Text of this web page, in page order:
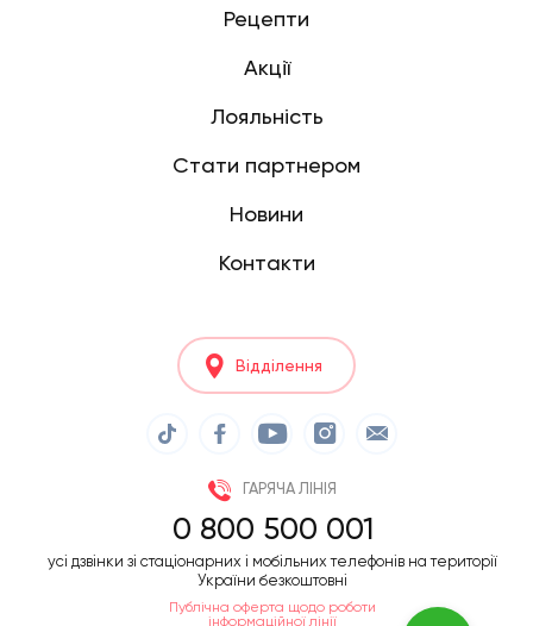
Рецепти
Акції
Лояльність
Стати партнером
Новини
Контакти
Відділення
ГАРЯЧА ЛІНІЯ
0 800 500 001
усі дзвінки зі стаціонарних і мобільних телефонів на території
України безкоштовні
Публічна оферта щодо роботи
інформаційної лінії